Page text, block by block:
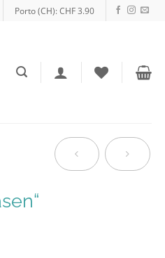
Porto (CH): CHF 3.90